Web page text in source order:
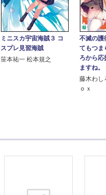
ミニスカ宇宙海賊３ コ
スプレ見習海賊
笹本祐一 松本規之
不滅の護
てもつま
ろから応
ますね。
藤木わし
ｏｘ